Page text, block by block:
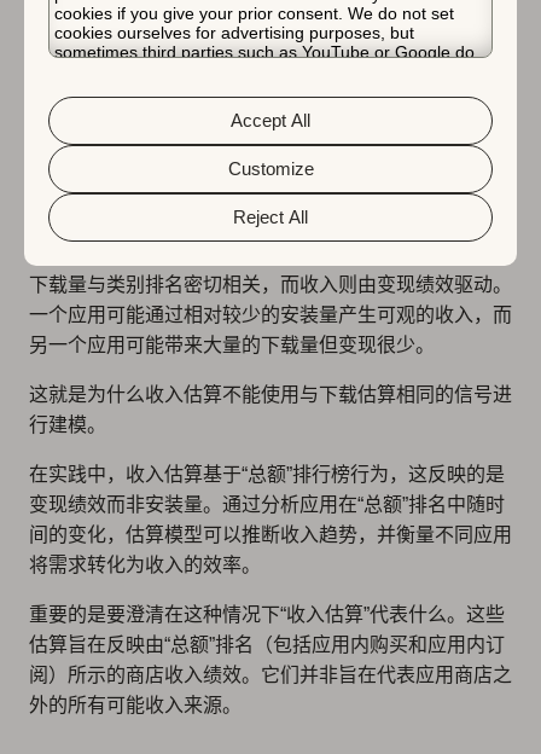
cookies if you give your prior consent. We do not set
cookies ourselves for advertising purposes, but
sometimes third parties such as YouTube or Google do.
about the protection of your personal data and the
different cookies we use, please read our
&Privacy Policy. You can customize your cookie settings
and preferences by clicking the “Customize” button.
Reject All
Customize
Accept All
可比性和一致性。
收入估算使用变现信号，
而非下载信号
收入估算使用反映变现绩效（主要是“总额”排行榜行为）
而非下载量的商店信号进行计算。
下载量与类别排名密切相关，而收入则由变现绩效驱动。
一个应用可能通过相对较少的安装量产生可观的收入，而
另一个应用可能带来大量的下载量但变现很少。
这就是为什么收入估算不能使用与下载估算相同的信号进
行建模。
在实践中，收入估算基于“总额”排行榜行为，这反映的是
变现绩效而非安装量。通过分析应用在“总额”排名中随时
间的变化，估算模型可以推断收入趋势，并衡量不同应用
将需求转化为收入的效率。
重要的是要澄清在这种情况下“收入估算”代表什么。这些
估算旨在反映由“总额”排名（包括应用内购买和应用内订
阅）所示的商店收入绩效。它们并非旨在代表应用商店之
外的所有可能收入来源。